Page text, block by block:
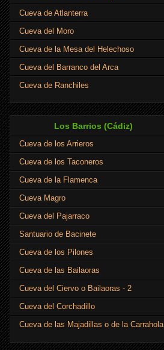
Cueva de Atlanterra
Cueva del Moro
Cueva de la Mesa del Helechoso
Cueva del Barranco del Arca
Cueva de Ranchiles
Los Barrios (Cádiz)
Cueva de los Arrieros
Cueva de los Taconeros
Cueva de la Flamenca
Cueva Magro
Cueva del Pajarraco
Santuario de Bacinete
Cueva de los Pilones
Cueva de las Bailaoras
Cueva del Ciervo o Bailaoras - 2
Cueva del Corchadillo
Cueva de las Majadillas o de la Carrahola